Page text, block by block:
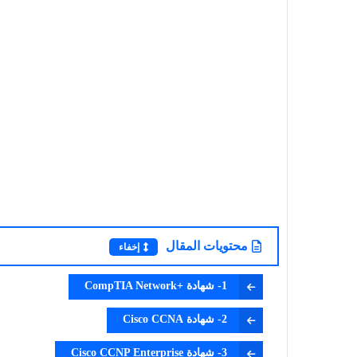
محتويات المقال إخفاء
1- شهادة +CompTIA Network
2- شهادة Cisco CCNA
3- شهادة Cisco CCNP Enterprise